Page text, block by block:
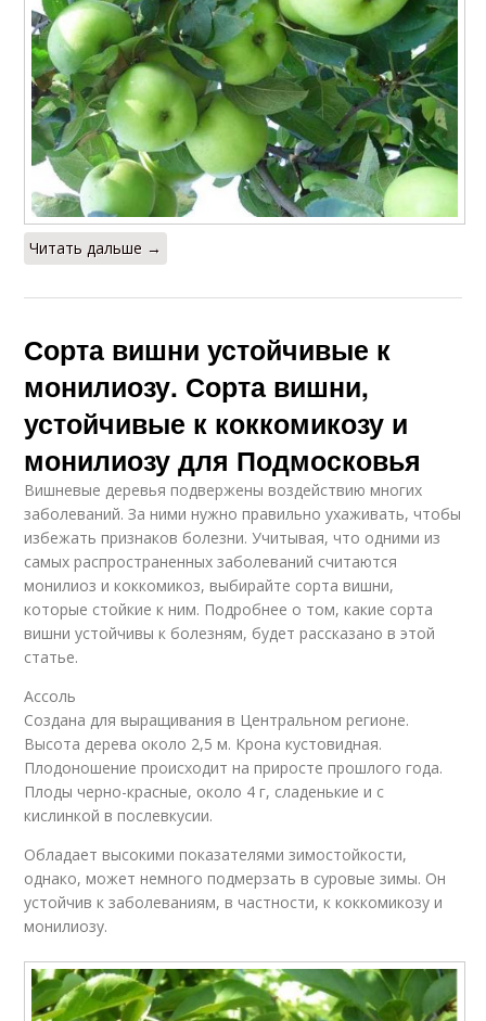
Читать дальше →
Сорта вишни устойчивые к
монилиозу. Сорта вишни,
устойчивые к коккомикозу и
монилиозу для Подмосковья
Вишневые деревья подвержены воздействию многих
заболеваний. За ними нужно правильно ухаживать, чтобы
избежать признаков болезни. Учитывая, что одними из
самых распространенных заболеваний считаются
монилиоз и коккомикоз, выбирайте сорта вишни,
которые стойкие к ним. Подробнее о том, какие сорта
вишни устойчивы к болезням, будет рассказано в этой
статье.
Ассоль
Создана для выращивания в Центральном регионе.
Высота дерева около 2,5 м. Крона кустовидная.
Плодоношение происходит на приросте прошлого года.
Плоды черно-красные, около 4 г, сладенькие и с
кислинкой в послевкусии.
Обладает высокими показателями зимостойкости,
однако, может немного подмерзать в суровые зимы. Он
устойчив к заболеваниям, в частности, к коккомикозу и
монилиозу.